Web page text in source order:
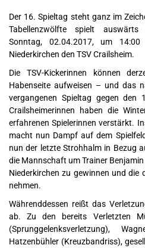
Der 16. Spieltag steht ganz im
Tabellenzwölfte spielt
Sonntag, 02.04.2017, um
Niederkirchen den TSV Crailsheim.
Die TSV-Kickerinnen können
Habenseite aufweisen – und das
vergangenen Spieltag gegen
Crailsheimerinnen haben die
erfahrenen Spielerinnen verstärkt.
macht nun Dampf auf dem
nun der letzte Strohhalm in Bezug
die Mannschaft um Trainer
Niederkirchen zu gewinnen und die
nehmen.
Währenddessen reißt das
ab. Zu den bereits Verletzten
(Sprunggelenksverletzung),
Hatzenbühler (Kreuzbandriss),